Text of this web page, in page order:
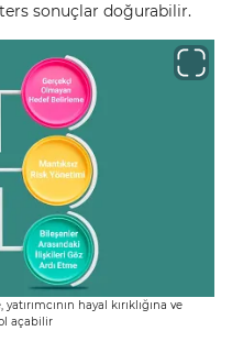
sonuçlar doğurabilir.
hayal kırıklığına ve
açabilir